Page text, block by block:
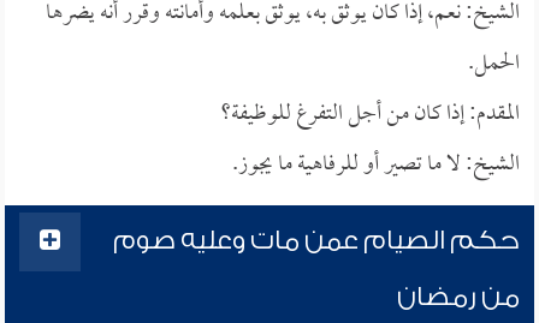
الشيخ: نعم، إذا كان يوثق به، يوثق بعلمه وأمانته وقرر أنه يضرها
الحمل.
المقدم: إذا كان من أجل التفرغ للوظيفة؟
الشيخ: لا ما تصير أو للرفاهية ما يجوز.
حكم الصيام عمن مات وعليه صوم
من رمضان